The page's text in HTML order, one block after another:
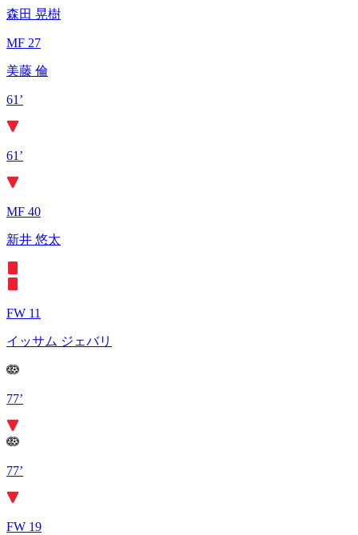
森田 晃樹
MF 27
美藤 倫
61’
61’
MF 40
新井 悠太
FW 11
イッサム ジェバリ
77’
77’
FW 19